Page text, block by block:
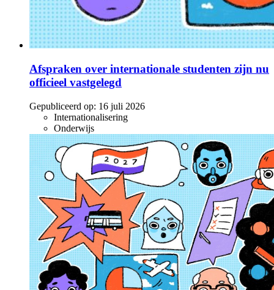
Afspraken over internationale studenten zijn nu
officieel vastgelegd
Gepubliceerd op: 16 juli 2026
Internationalisering
Onderwijs